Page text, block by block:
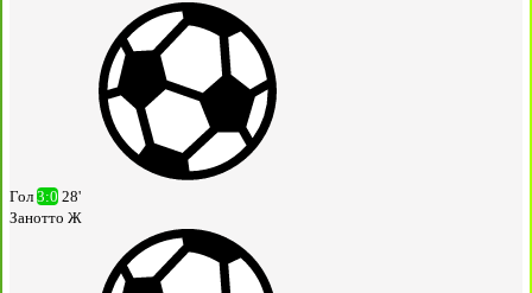
Гол 3:0 28'
Занотто Ж